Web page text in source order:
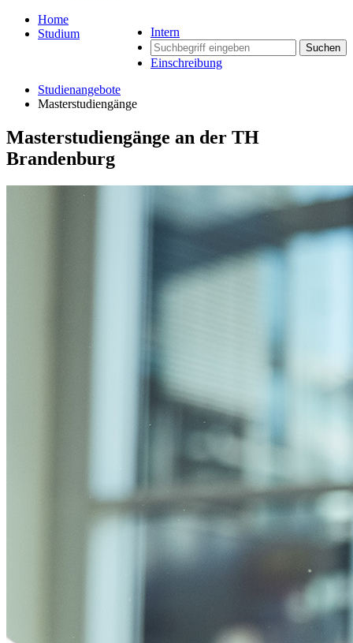
Intern
Suchen
Einschreibung
Home
Studium
Studienangebote
Masterstudiengänge
Masterstudiengänge an der TH
Brandenburg